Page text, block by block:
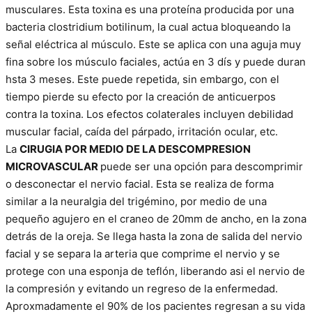
musculares. Esta toxina es una proteína producida por una
bacteria clostridium botilinum, la cual actua bloqueando la
señal eléctrica al músculo. Este se aplica con una aguja muy
fina sobre los músculo faciales, actúa en 3 dís y puede duran
hsta 3 meses. Este puede repetida, sin embargo, con el
tiempo pierde su efecto por la creación de anticuerpos
contra la toxina. Los efectos colaterales incluyen debilidad
muscular facial, caída del párpado, irritación ocular, etc.
La CIRUGIA POR MEDIO DE LA DESCOMPRESION
MICROVASCULAR puede ser una opción para descomprimir
o desconectar el nervio facial. Esta se realiza de forma
similar a la neuralgia del trigémino, por medio de una
pequeño agujero en el craneo de 20mm de ancho, en la zona
detrás de la oreja. Se llega hasta la zona de salida del nervio
facial y se separa la arteria que comprime el nervio y se
protege con una esponja de teflón, liberando asi el nervio de
la compresión y evitando un regreso de la enfermedad.
Aproxmadamente el 90% de los pacientes regresan a su vida